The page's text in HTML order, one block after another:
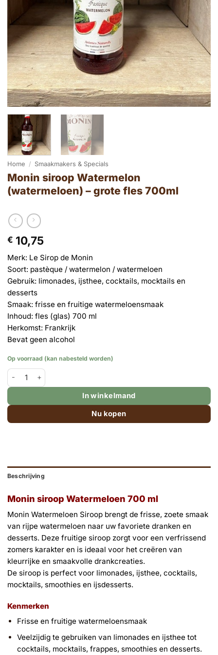
Home / Smaakmakers & Specials
Monin siroop Watermelon
(watermeloen) – grote fles 700ml
€ 10,75
Merk: Le Sirop de Monin
Soort: pastèque / watermelon / watermeloen
Gebruik: limonades, ijsthee, cocktails, mocktails en
desserts
Smaak: frisse en fruitige watermeloensmaak
Inhoud: fles (glas) 700 ml
Herkomst: Frankrijk
Bevat geen alcohol
Op voorraad (kan nabesteld worden)
Monin siroop Watermelon (watermeloen) - grote fles 700ml
In winkelmand
Nu kopen
Beschrijving
Monin siroop Watermeloen 700 ml
Monin Watermeloen Siroop brengt de frisse, zoete smaak
van rijpe watermeloen naar uw favoriete dranken en
desserts. Deze fruitige siroop zorgt voor een verfrissend
zomers karakter en is ideaal voor het creëren van
kleurrijke en smaakvolle drankcreaties.
De siroop is perfect voor limonades, ijsthee, cocktails,
mocktails, smoothies en ijsdesserts.
Kenmerken
Frisse en fruitige watermeloensmaak
Veelzijdig te gebruiken van limonades en ijsthee tot
cocktails, mocktails, frappes, smoothies en desserts.